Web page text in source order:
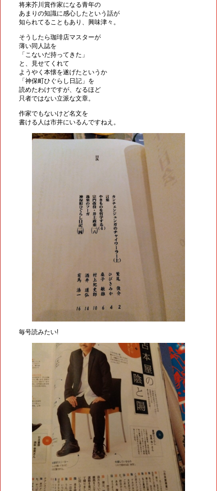
将来芥川賞作家になる青年の
あまりの知識に感心したという話が
知られてることもあり、興味津々。
そうしたら珈琲店マスターが
薄い同人誌を
「こないだ持ってきた」
と、見せてくれて
ようやく本懐を遂げたというか
「神保町ひぐらし日記」を
読めたわけですが、なるほど
只者ではない立派な文章。
作家でもないけど名文を
書ける人は市井にいるんですねえ。
毎号読みたい!